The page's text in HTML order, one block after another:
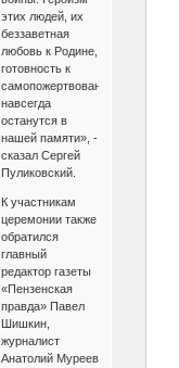
этих людей, их
беззаветная
любовь к Родине,
готовность к
самопожертвованию
навсегда
останутся в
нашей памяти», -
сказал Сергей
Пуликовский.
К участникам
церемонии также
обратился
главный
редактор газеты
«Пензенская
правда» Павел
Шишкин,
журналист
Анатолий Муреев